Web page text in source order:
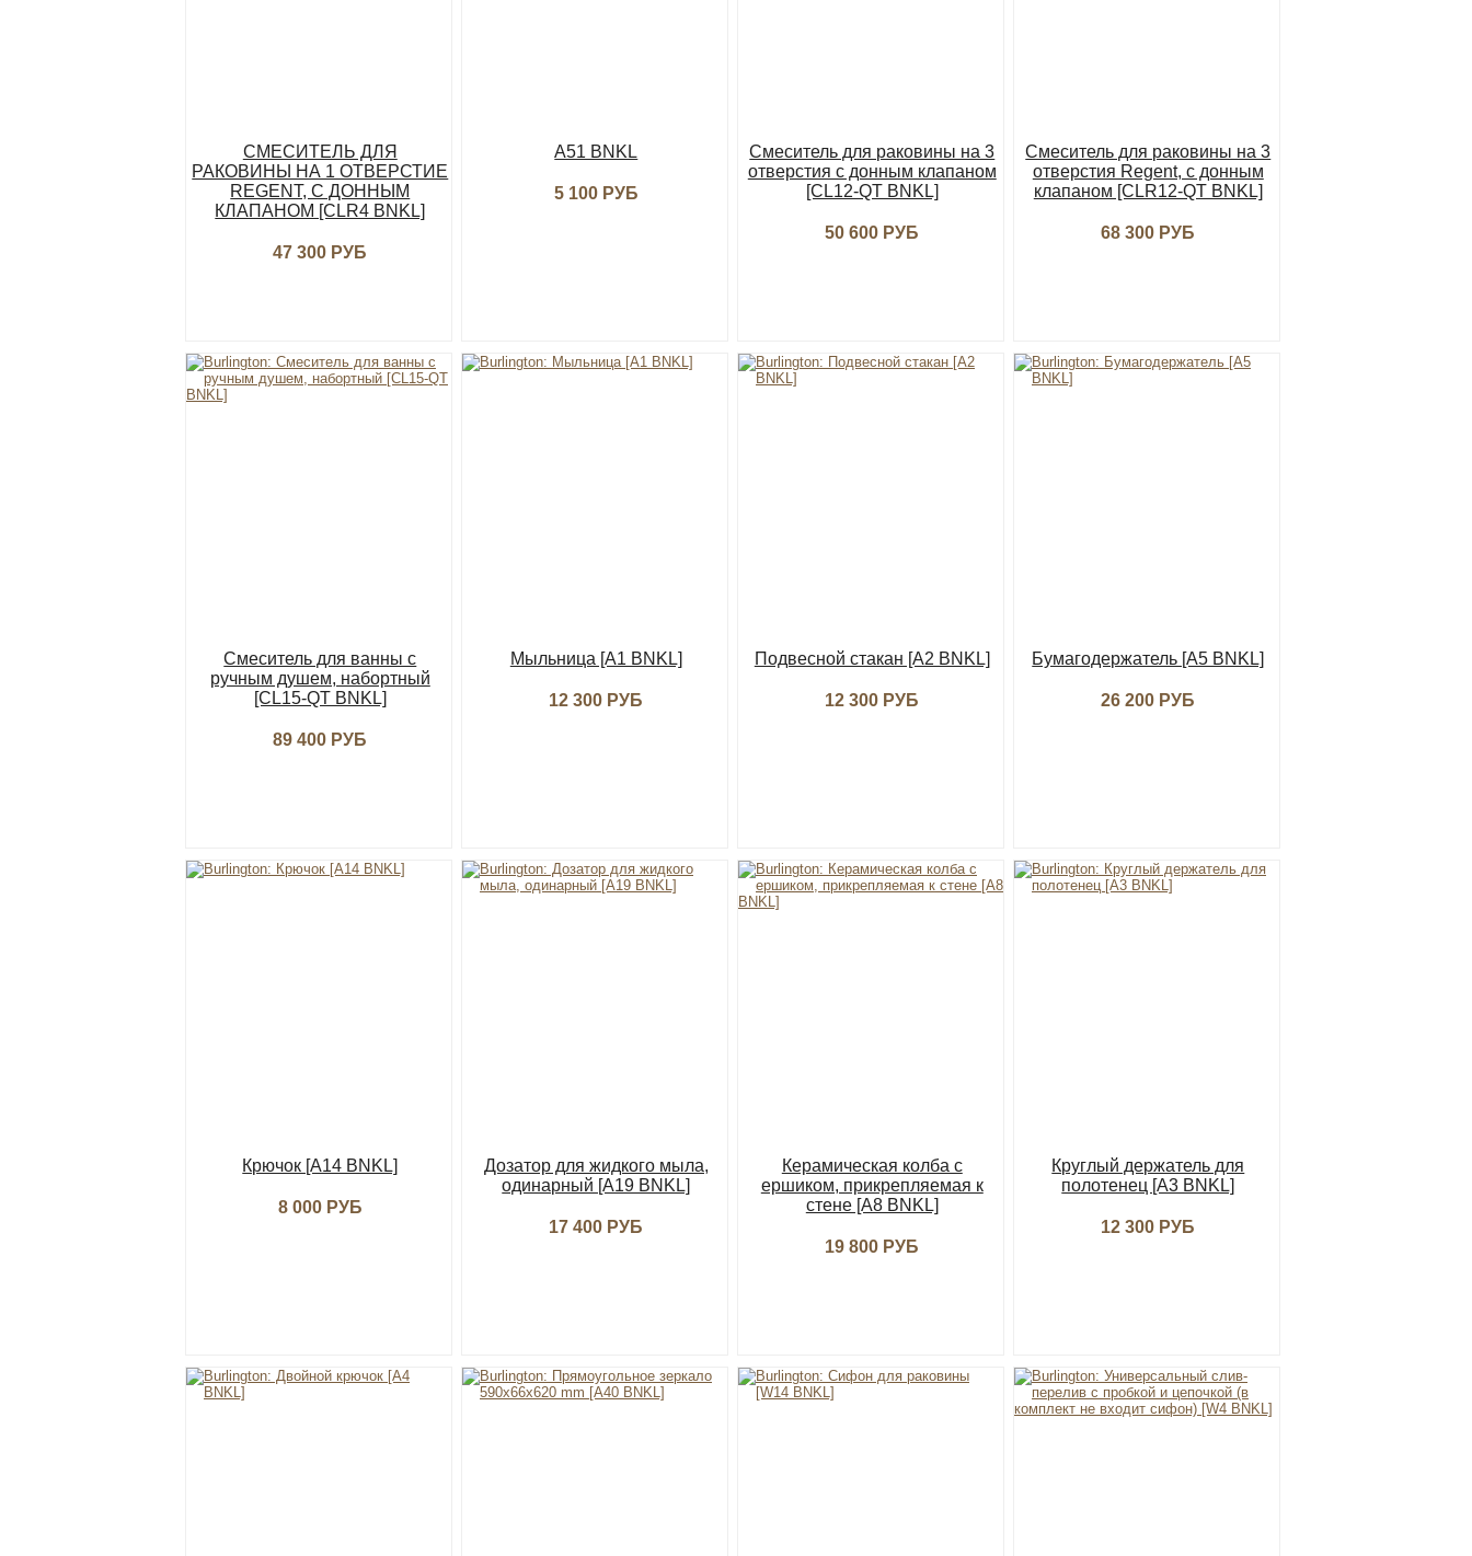
СМЕСИТЕЛЬ ДЛЯ
РАКОВИНЫ НА 1 ОТВЕРСТИЕ
REGENT, С ДОННЫМ
КЛАПАНОМ [CLR4 BNKL]
47 300 РУБ
A51 BNKL
5 100 РУБ
Смеситель для раковины на 3
отверстия с донным клапаном
[CL12-QT BNKL]
50 600 РУБ
Смеситель для раковины на 3
отверстия Regent, с донным
клапаном [CLR12-QT BNKL]
68 300 РУБ
Смеситель для ванны с
ручным душем, набортный
[CL15-QT BNKL]
89 400 РУБ
Мыльница [A1 BNKL]
12 300 РУБ
Подвесной стакан [A2 BNKL]
12 300 РУБ
Бумагодержатель [A5 BNKL]
26 200 РУБ
Крючок [A14 BNKL]
8 000 РУБ
Дозатор для жидкого мыла,
одинарный [A19 BNKL]
17 400 РУБ
Керамическая колба с
ершиком, прикрепляемая к
стене [A8 BNKL]
19 800 РУБ
Круглый держатель для
полотенец [A3 BNKL]
12 300 РУБ